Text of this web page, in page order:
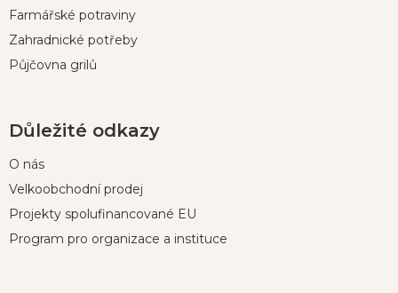
Farmářské potraviny
Zahradnické potřeby
Půjčovna grilů
Důležité odkazy
O nás
Velkoobchodní prodej
Projekty spolufinancované EU
Program pro organizace a instituce